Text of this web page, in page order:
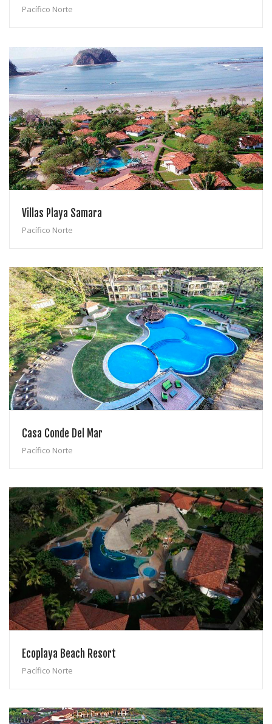
Pacífico Norte
Villas Playa Samara
Pacífico Norte
Casa Conde Del Mar
Pacífico Norte
Ecoplaya Beach Resort
Pacífico Norte